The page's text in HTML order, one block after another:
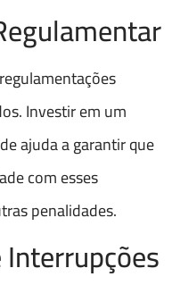
Investir em um
ajuda a garantir que
com esses
penalidades.